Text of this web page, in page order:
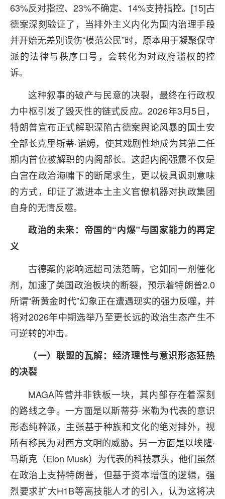
63%反对指控、23%不确定、14%支持指控。[15]古
德案深刻验证了，当排外主义内化为国内治理手段
并开始无差别误伤“模范公民”时，原本用于凝聚保守
派的法律与秩序口号，会转化为对政府滥权的控
诉。
这种叙事的破产与民意的决裂，最终在行政权
力中枢引发了毁灭性的链式反应。2026年3月5日，
特朗普宣布正式解职深陷古德案舆论风暴的国土安
全部长克里斯蒂·诺姆，使其戏剧性地成为其第二任
期内首位被解职的内阁部长。这起内阁强震不仅是
白宫在政治海啸下的断尾求生，更以极具讽刺意味
的方式，印证了激进本土主义官僚机器对执政集团
自身的无情反噬。
政治的未来：帝国的“内爆”与国家能力的再定
义
古德案的影响远超司法范畴，它如同一剂催化
剂，加速了美国政治板块的断裂，预示着特朗普2.0
所谓“新黄金时代”幻象正在遭遇现实的强力反噬，并
将对2026年中期选举乃至更长远的政治生态产生不
可逆转的冲击。
（一）联盟的瓦解：经济理性与意识形态狂热
的决裂
MAGA阵营并非铁板一块，其内部存在着深刻
的路线之争。一方面是以斯蒂芬·米勒为代表的意识
形态纯粹派，主张基于种族和文化的绝对排外，视
所有移民为对西方文明的威胁。另一方面是以埃隆·
马斯克（Elon Musk）为代表的科技寡头，他们虽然
在政治上支持特朗普，但基于资本增值的逻辑，强
烈要求扩大H1B等高技能人才的引入，认为这将决